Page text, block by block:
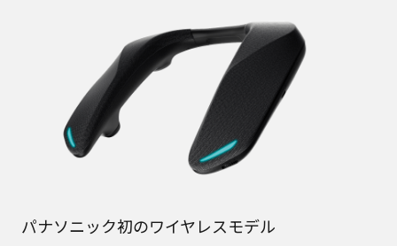
パナソニック初のワイヤレスモデル